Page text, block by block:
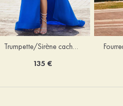
Trumpette/Sirène cache coeur charmeuse traîne balayage robe de bal
135 €